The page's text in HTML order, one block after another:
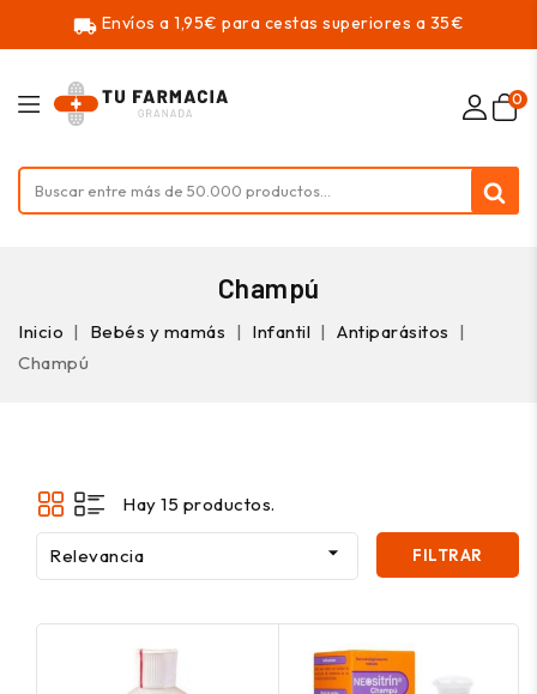
local_shipping Envíos a 1,95€ para cestas superiores a 35€
0
Champú
Inicio Bebés y mamás Infantil
Antiparásitos
Champú
Hay 15 productos.
Relevancia  FILTRAR